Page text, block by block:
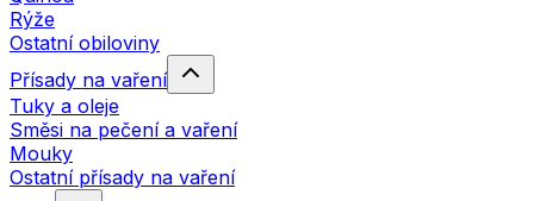
Rýže
Ostatní obiloviny
Přísady na vaření
Tuky a oleje
Směsi na pečení a vaření
Mouky
Ostatní přísady na vaření